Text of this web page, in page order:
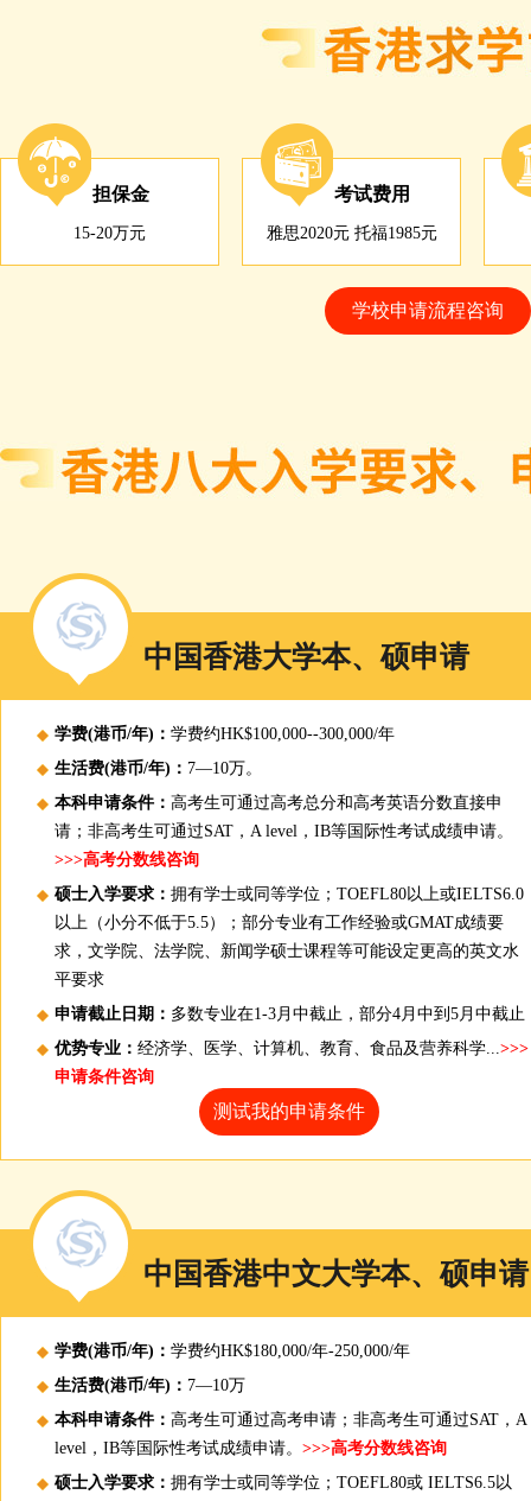
担保金
15-20万元
考试费用
雅思2020元 托福1985元
学校申请流程咨询
中国香港大学本、硕申请
学费(港币/年)： 学费约HK$100,000--300,000/年
生活费(港币/年)： 7—10万。
本科申请条件： 高考生可通过高考总分和高考英语分数直接申
请；非高考生可通过SAT，A level，IB等国际性考试成绩申请。
>>>高考分数线咨询
硕士入学要求： 拥有学士或同等学位；TOEFL80以上或IELTS6.0
以上（小分不低于5.5）；部分专业有工作经验或GMAT成绩要
求，文学院、法学院、新闻学硕士课程等可能设定更高的英文水
平要求
申请截止日期： 多数专业在1-3月中截止，部分4月中到5月中截止
优势专业： 经济学、医学、计算机、教育、食品及营养科学...>>>
申请条件咨询
测试我的申请条件
中国香港中文大学本、硕申请
学费(港币/年)： 学费约HK$180,000/年-250,000/年
生活费(港币/年)： 7—10万
本科申请条件： 高考生可通过高考申请；非高考生可通过SAT，A
level，IB等国际性考试成绩申请。 >>>高考分数线咨询
硕士入学要求： 拥有学士或同等学位；TOEFL80或 IELTS6.5以